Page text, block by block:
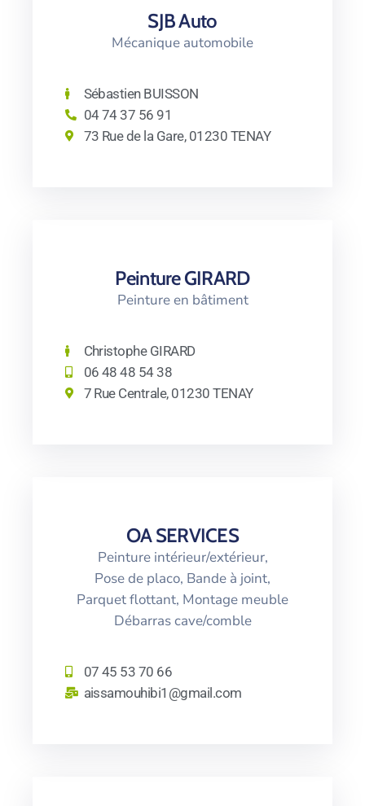
SJB Auto
Mécanique automobile
Sébastien BUISSON
04 74 37 56 91
73 Rue de la Gare, 01230 TENAY
Peinture GIRARD
Peinture en bâtiment
Christophe GIRARD
06 48 48 54 38
7 Rue Centrale, 01230 TENAY
OA SERVICES
Peinture intérieur/extérieur,
Pose de placo, Bande à joint,
Parquet flottant, Montage meuble
Débarras cave/comble
07 45 53 70 66
aissamouhibi1@gmail.com